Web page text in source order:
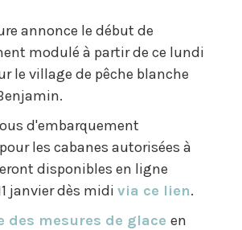
annonce le début de
modulé à partir de ce lundi
le village de pêche blanche
d'embarquement
les cabanes autorisées à
disponibles en ligne
janvier dès midi via ce lien.
des mesures de glace en